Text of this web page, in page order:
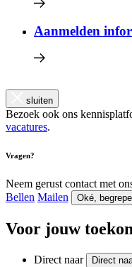
Aanmelden
sluiten
Bezoek ook ons
vacatures.
Vragen?
Neem gerust contact met
Bellen Mailen Oké,
Voor jouw
Direct naar Direct